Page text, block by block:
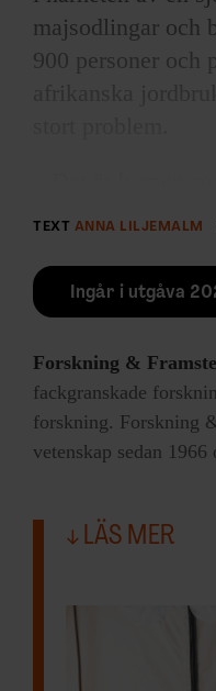
majsodlingar och
900 personer och
Rickard Ignell,
lerhus med
en syntetisk doft
var tredje eller
En annan
väntat
TEXT ANNA LILJEMALM
Ingår i utgåva
Forskning &
fackgranskade
forskning. Forskning
vetenskap sedan
LÄS MER